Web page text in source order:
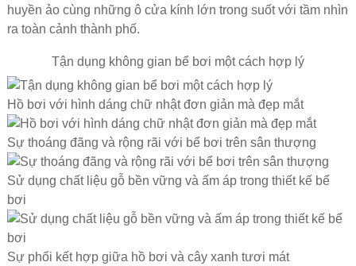
huyền ảo cùng những ô cửa kính lớn trong suốt với tầm nhìn
ra toàn cảnh thành phố.
Tận dụng không gian bể bơi một cách hợp lý
Hồ bơi với hình dáng chữ nhật đơn giản mà đẹp mắt
Sự thoáng đãng và rộng rãi với bể bơi trên sân thượng
Sử dụng chất liệu gỗ bền vững và ấm áp trong thiết kế bể
bơi
Sự phối kết hợp giữa hồ bơi và cây xanh tươi mát